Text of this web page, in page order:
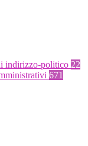
indirizzo-politico 22
671